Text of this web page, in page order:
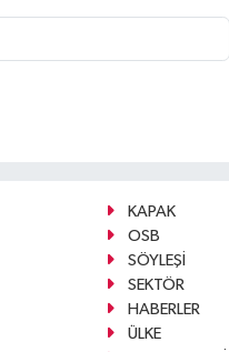
KAPAK
OSB
SÖYLEŞİ
SEKTÖR
HABERLER
ÜLKE